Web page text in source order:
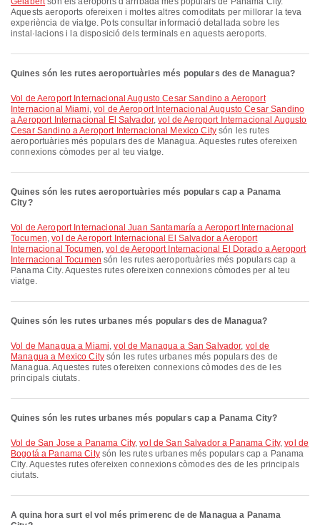
Aquests aeroports ofereixen i moltes altres comoditats per millorar la teva
experiència de viatge. Pots consultar informació detallada sobre les
instal·lacions i la disposició dels terminals en aquests aeroports.
Quines són les rutes aeroportuàries més populars des de Managua?
vol de Aeroport Internacional Augusto Cesar Sandino a Aeroport
Internacional Miami, vol de Aeroport Internacional Augusto Cesar Sandino
a Aeroport Internacional El Salvador,vol de Aeroport Internacional Augusto
Cesar Sandino a Aeroport Internacional Mexico City són les rutes
aeroportuàries més populars des de Managua. Aquestes rutes ofereixen
connexions còmodes per al teu viatge.
Quines són les rutes aeroportuàries més populars cap a Panama
City?
vol de Aeroport Internacional Juan Santamaría a Aeroport Internacional
Tocumen,vol de Aeroport Internacional El Salvador a Aeroport
Internacional Tocumen,vol de Aeroport Internacional El Dorado a Aeroport
Internacional Tocumen són les rutes aeroportuàries més populars cap a
Panama City. Aquestes rutes ofereixen connexions còmodes per al teu
viatge.
Quines són les rutes urbanes més populars des de Managua?
vol de Managua a Miami,vol de Managua a San Salvador, vol de
Managua a Mexico Citysón les rutes urbanes més populars des de
Managua. Aquestes rutes ofereixen connexions còmodes des de les
principals ciutats.
Quines són les rutes urbanes més populars cap a Panama City?
vol de San Jose a Panama City,vol de San Salvador a Panama City,vol de
Bogotá a Panama Citysón les rutes urbanes més populars cap a Panama
City. Aquestes rutes ofereixen connexions còmodes des de les principals
ciutats.
A quina hora surt el vol més primerenc de de Managua a Panama